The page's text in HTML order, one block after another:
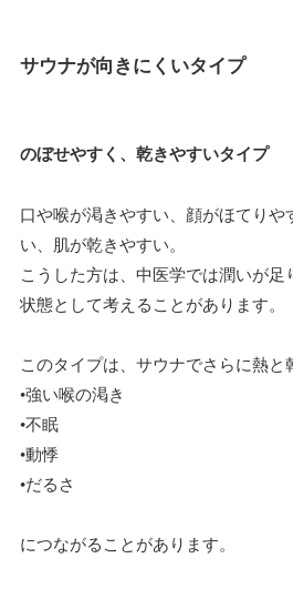
サウナが向きにくいタイプ
のぼせやすく、乾きやすいタイプ
口や喉が渇きやすい、顔がほてりや
い、肌が乾きやすい。
こうした方は、中医学では潤いが
状態として考えることがあります。
このタイプは、サウナでさらに熱と
•強い喉の渇き
•不眠
•動悸
•だるさ
につながることがあります。